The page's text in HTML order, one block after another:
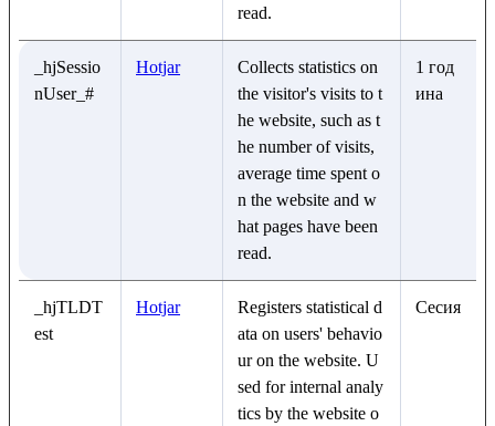
read.
_hjSessio
nUser_#
Hotjar
Collects statistics on
the visitor's visits to t
he website, such as t
he number of visits,
average time spent o
n the website and w
hat pages have been
read.
1 год
ина
_hjTLDT
est
Hotjar
Registers statistical d
ata on users' behavio
ur on the website. U
sed for internal analy
tics by the website o
Сесия